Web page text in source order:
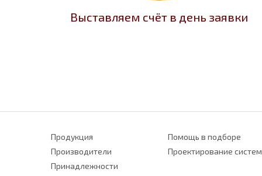
Выставляем счёт в день заявки
Продукция
Производители
Принадлежности
Помощь в подборе
Проектирование систем